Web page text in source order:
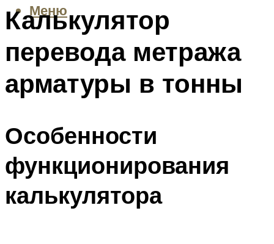
Меню
Калькулятор
перевода метража
арматуры в тонны
Особенности
функционирования
калькулятора